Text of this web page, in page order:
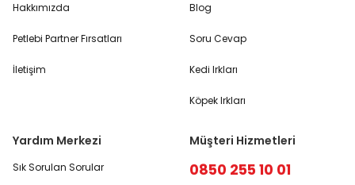
Hakkımızda
Petlebi Partner Fırsatları
İletişim
Blog
Soru Cevap
Kedi Irkları
Köpek Irkları
Yardım Merkezi
Sık Sorulan Sorular
Müşteri Hizmetleri
0850 255 10 01